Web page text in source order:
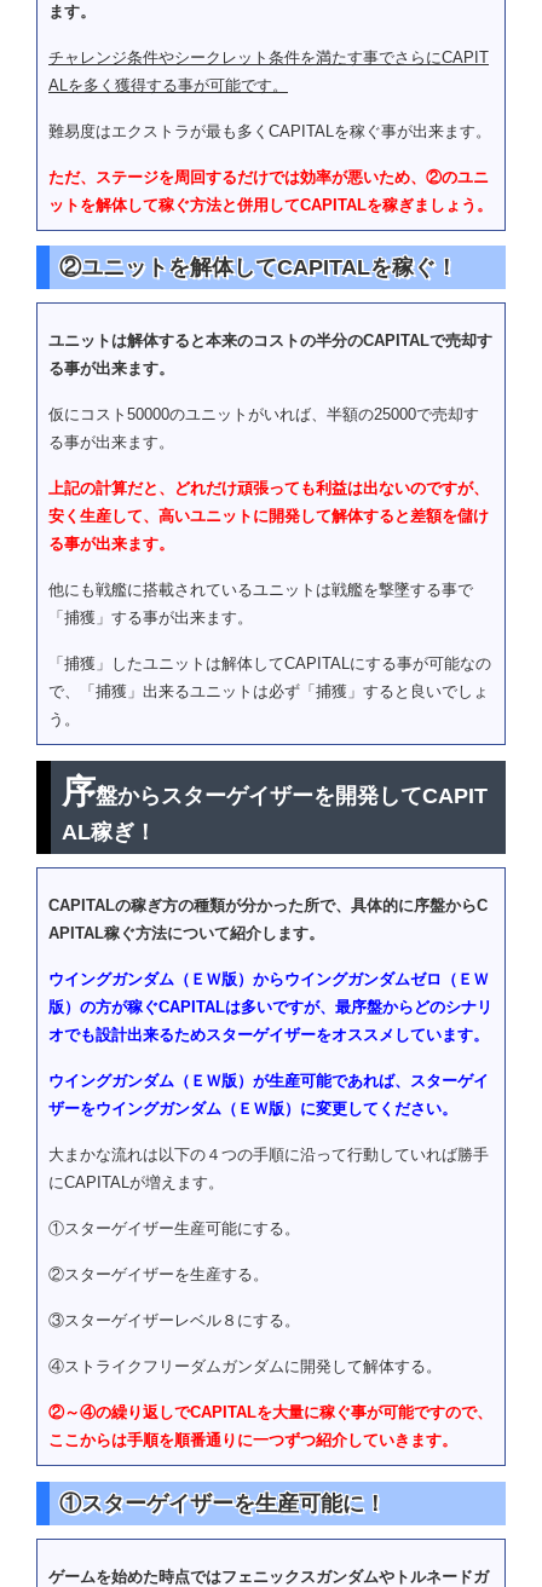
ます。
チャレンジ条件やシークレット条件を満たす事でさらにCAPIT
ALを多く獲得する事が可能です。
難易度はエクストラが最も多くCAPITALを稼ぐ事が出来ます。
ただ、ステージを周回するだけでは効率が悪いため、②のユニ
ットを解体して稼ぐ方法と併用してCAPITALを稼ぎましょう。
②ユニットを解体してCAPITALを稼ぐ！
ユニットは解体すると本来のコストの半分のCAPITALで売却す
る事が出来ます。
仮にコスト50000のユニットがいれば、半額の25000で売却す
る事が出来ます。
上記の計算だと、どれだけ頑張っても利益は出ないのですが、
安く生産して、高いユニットに開発して解体すると差額を儲け
る事が出来ます。
他にも戦艦に搭載されているユニットは戦艦を撃墜する事で
「捕獲」する事が出来ます。
「捕獲」したユニットは解体してCAPITALにする事が可能なの
で、「捕獲」出来るユニットは必ず「捕獲」すると良いでしょ
う。
序盤からスターゲイザーを開発してCAPIT
AL稼ぎ！
CAPITALの稼ぎ方の種類が分かった所で、具体的に序盤からC
APITAL稼ぐ方法について紹介します。
ウイングガンダム（ＥＷ版）からウイングガンダムゼロ（ＥＷ
版）の方が稼ぐCAPITALは多いですが、最序盤からどのシナリ
オでも設計出来るためスターゲイザーをオススメしています。
ウイングガンダム（ＥＷ版）が生産可能であれば、スターゲイ
ザーをウイングガンダム（ＥＷ版）に変更してください。
大まかな流れは以下の４つの手順に沿って行動していれば勝手
にCAPITALが増えます。
①スターゲイザー生産可能にする。
②スターゲイザーを生産する。
③スターゲイザーレベル８にする。
④ストライクフリーダムガンダムに開発して解体する。
②～④の繰り返しでCAPITALを大量に稼ぐ事が可能ですので、
ここからは手順を順番通りに一つずつ紹介していきます。
①スターゲイザーを生産可能に！
ゲームを始めた時点ではフェニックスガンダムやトルネードガ